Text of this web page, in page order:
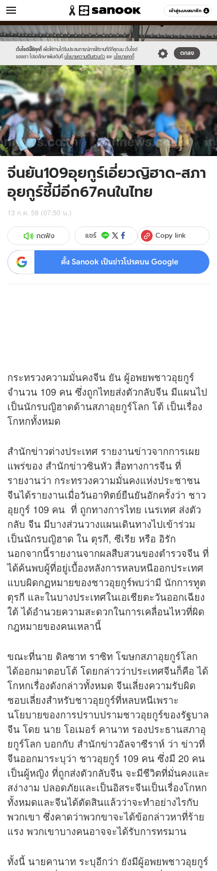
เข้าสู่ระบบสมาชิก
ข่าว หมวดอื่นๆ
เว็บไซต์นี้ใช้คุกกี้ เพื่อให้ท่านได้รับประสบการณ์การใช้งานที่ดีที่สุดบน เว็บไซต์
ของเรา โปรดศึกษาเพิ่มเติมที่ นโยบายความเป็นส่วนตัว และ นโยบายคุกกี้
ตกลง
Sanook
//s.isanook.com/sr/0/images/logo-
new-
sanook.png
600
60
//s.isanook.com/ns/0/ud/365/1828758/631477-
01.jpg
จีนยัน109อุยกูร์เอี่ยวญิฮาด-สภา
อุยกูร์ชี้มีอีก67คนในไทย
13 ก.ค. 58 (07:50 น.)
กดฟัง แชร์ Copy link
ตั้ง Sanook เป็นข่าวโปรดบน Google
กระทรวงความมั่นคงจีน ยัน ผู้อพยพชาวอุยกูร์
จำนวน 109 คน ซึ่งถูกไทยส่งตัวกลับจีน มีแผนไป
เป็นนักรบญิฮาดด้านสภาอุยกูร์โลก โต้ เป็นเรื่อง
โกหกทั้งหมด
สำนักข่าวต่างประเทศ รายงานข่าวจากการเผย
แพร่ของ สำนักข่าวซินหัว สื่อทางการจีน ที่
รายงานว่า กระทรวงความมั่นคงแห่งประชาชน
จีนได้รายงานเมื่อวันอาทิตย์ยืนยันอักครั้งว่า ชาว
อุยกูร์ 109 คน ที่ ถูกทางการไทย เนรเทศ ส่งตัว
กลับ จีน มีบางส่วนวางแผนเดินทางไปเข้าร่วม
เป็นนักรบญิฮาด ใน ตุรกี, ซีเรีย หรือ อิรัก
นอกจากนี้รายงานจากผลสืบสวนของตำรวจจีน ที่
ได้ค้นพบผู้ที่อยู่เบื้องหลังการหลบหนีออกประเทศ
แบบผิดกฏหมายของชาวอุยกูร์พบว่ามี นักการทูต
ตุรกี และในบางประเทศในเอเชียตะวันออกเฉียง
ใต้ ได้อำนวยความสะดวกในการเคลื่อนไหวที่ผิด
กฎหมายของคนเหลานี้
ขณะที่นาย ดิลซาท ราซิท โฆษกสภาอุยกูร์โลก
ได้ออกมาตอบโต้ โดยกล่าวว่าประเทศจีนก็คือ ได้
โกหกเรื่องดังกล่าวทั้งหมด จีนเลี่ยงความรับผิด
ชอบเลี่ยงสำหรับชาวอุยกูร์ที่หลบหนีเพราะ
นโยบายของการปราบปรามชาวอุยกูร์ของรัฐบาล
จีน โดย นาย โอเมอร์ คานาท รองประธานสภาอุ
ยกูร์โลก บอกกับ สำนักข่าวอัลจาซีราห์ ว่า ข่าวที่
จีนออกมาระบุว่า ชาวอุยกูร์ 109 คน ซึ่งมี 20 คน
เป็นผู้หญิง ที่ถูกส่งตัวกลับจีน จะมีชีวิตที่มั่นคงและ
สง่างาม ปลอดภัยและเป็นอิสระจีนเป็นเรื่องโกหก
ทั้งหมดและจีนได้ตัดสินแล้วว่าจะทำอย่างไรกับ
พวกเขา ซึ่งคาดว่าพวกขาจะได้ข้อกล่าวหาที่ร้าย
แรง พวกเขาบางคนอาจจะได้รับการทรมาน
ทั้งนี้ นายคานาท ระบุอีกว่า ยังมีผู้อพยพชาวอุยกูร์